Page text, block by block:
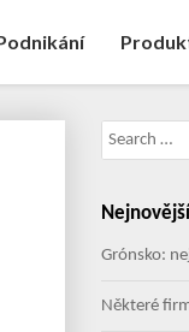
Search
for:
Grónsko:
Některé